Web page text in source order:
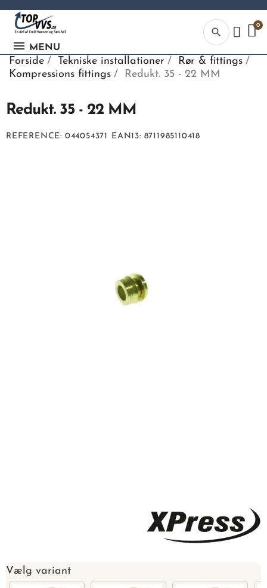
MENU
search
Forside Tekniske installationer
Rør & fittings
Kompressions fittings
Redukt. 35 - 22 MM
Redukt. 35 - 22 MM
REFERENCE 044054371 EAN13 8711985110418
Vælg variant